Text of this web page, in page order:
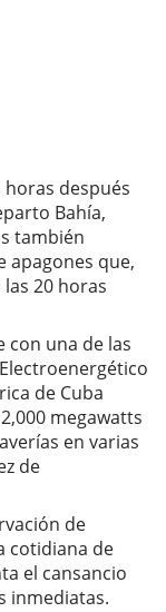
después
Bahía,
también
apagones que,
20 horas
con una de las
de Cuba
megawatts
en varias
de
de
cotidiana de
el cansancio
inmediatas.